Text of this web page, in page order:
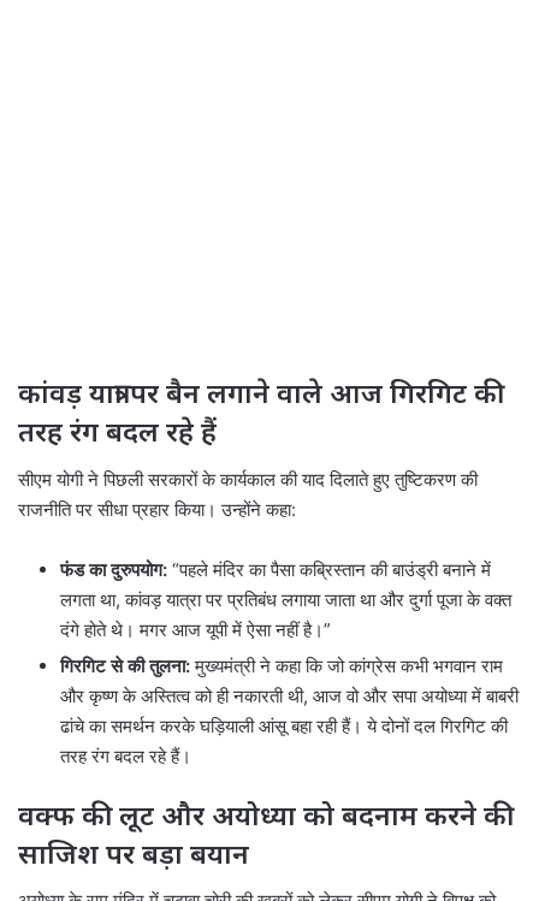
कांवड़ यात्रा पर बैन लगाने वाले आज गिरगिट की
तरह रंग बदल रहे हैं
सीएम योगी ने पिछली सरकारों के कार्यकाल की याद दिलाते हुए तुष्टिकरण की
राजनीति पर सीधा प्रहार किया। उन्होंने कहा:
फंड का दुरुपयोग: “पहले मंदिर का पैसा कब्रिस्तान की बाउंड्री बनाने में
लगता था, कांवड़ यात्रा पर प्रतिबंध लगाया जाता था और दुर्गा पूजा के वक्त
दंगे होते थे। मगर आज यूपी में ऐसा नहीं है।”
गिरगिट से की तुलना:मुख्यमंत्री ने कहा कि जो कांग्रेस कभी भगवान राम
और कृष्ण के अस्तित्व को ही नकारती थी, आज वो और सपा अयोध्या में बाबरी
ढांचे का समर्थन करके घड़ियाली आंसू बहा रही हैं। ये दोनों दल गिरगिट की
तरह रंग बदल रहे हैं।
वक्फ की लूट और अयोध्या को बदनाम करने की
साजिश पर बड़ा बयान